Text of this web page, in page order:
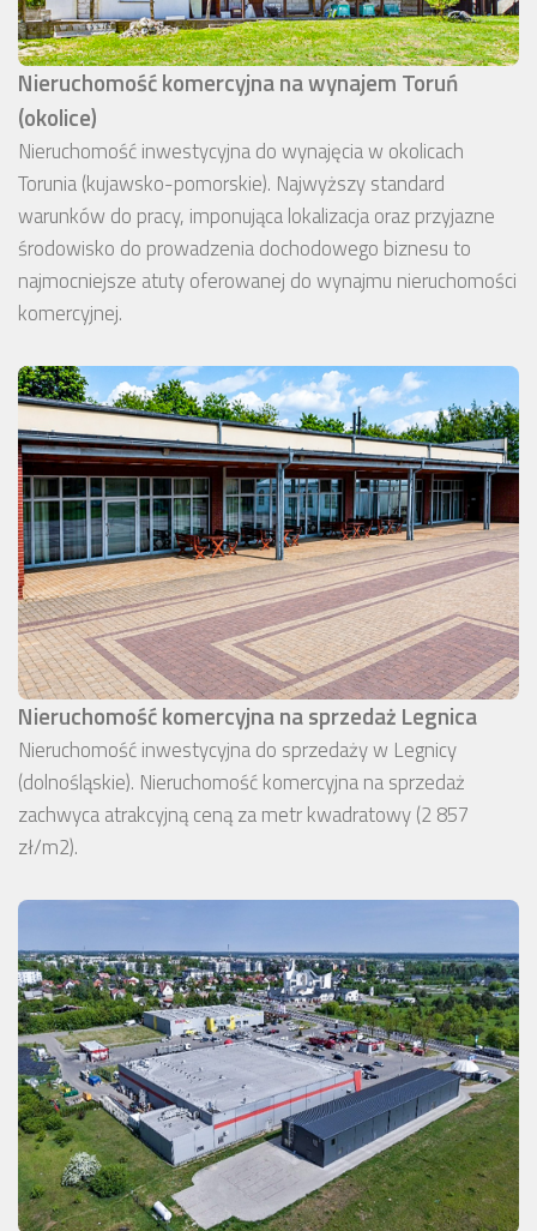
Nieruchomość komercyjna na wynajem Toruń
(okolice)
Nieruchomość inwestycyjna do wynajęcia w okolicach
Torunia (kujawsko-pomorskie). Najwyższy standard
warunków do pracy, imponująca lokalizacja oraz przyjazne
środowisko do prowadzenia dochodowego biznesu to
najmocniejsze atuty oferowanej do wynajmu nieruchomości
komercyjnej.
Nieruchomość komercyjna na sprzedaż Legnica
Nieruchomość inwestycyjna do sprzedaży w Legnicy
(dolnośląskie). Nieruchomość komercyjna na sprzedaż
zachwyca atrakcyjną ceną za metr kwadratowy (2 857
zł/m2).